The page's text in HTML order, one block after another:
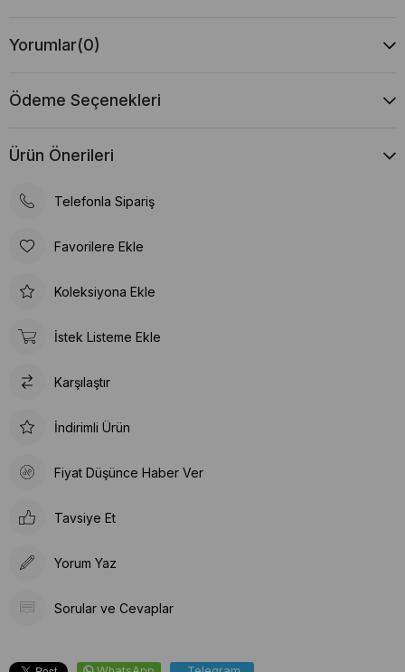
Yorumlar(0)
Ödeme Seçenekleri
Ürün Önerileri
Telefonla Sipariş
Favorilere Ekle
Koleksiyona Ekle
İstek Listeme Ekle
Karşılaştır
İndirimli Ürün
Fiyat Düşünce Haber Ver
Tavsiye Et
Yorum Yaz
Sorular ve Cevaplar